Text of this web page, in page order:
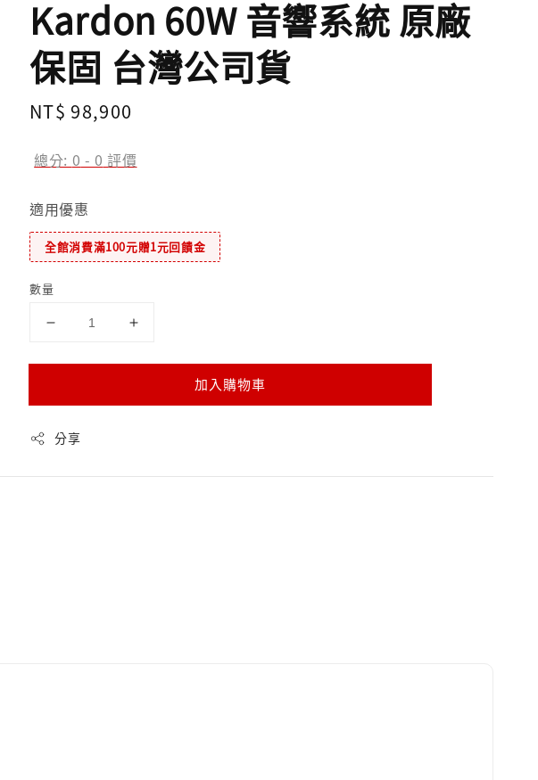
Kardon 60W 音響系統 原廠
保固 台灣公司貨
Regular
NT$ 98,900
總分: 0 - 0 評價
適用優惠
全館消費滿100元贈1元回饋金
數量
加入購物車
分享